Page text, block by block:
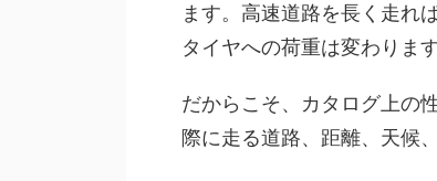
ます。高速道路を長く走れ
タイヤへの荷重は変わります
だからこそ、カタログ上の
際に走る道路、距離、天候